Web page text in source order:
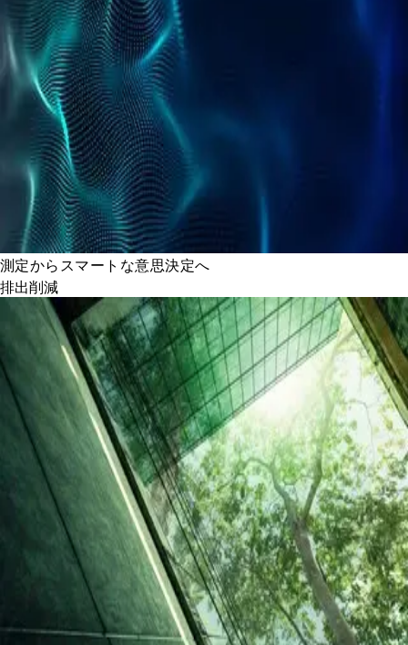
測定からスマートな意思決定へ
排出削減